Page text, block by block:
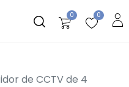
0 0
de CCTV de 4